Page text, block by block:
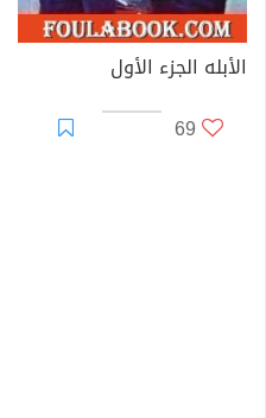
الأبله الجزء الأول
69